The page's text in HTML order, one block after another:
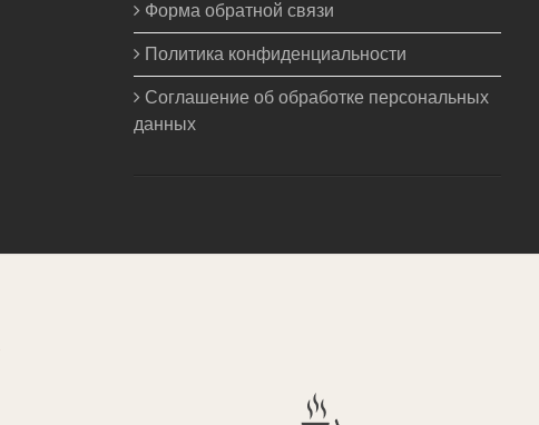
Форма обратной связи
Политика конфиденциальности
Соглашение об обработке персональных
данных